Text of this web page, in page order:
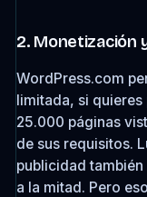
2. Monetización
WordPress.com
limitada, si quieres
25.000 páginas
de sus requisitos.
publicidad
a la mitad. Pero